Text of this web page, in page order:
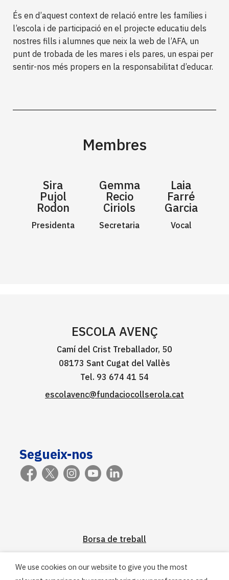
És en d’aquest context de relació entre les famílies i
l’escola i de participació en el projecte educatiu dels
nostres fills i alumnes que neix la web de l’AFA, un
punt de trobada de les mares i els pares, un espai per
sentir-nos més propers en la responsabilitat d’educar.
Membres
Sira
Pujol
Rodon
Presidenta
Gemma
Recio
Ciriols
Secretaria
Laia
Farré
Garcia
Vocal
ESCOLA AVENÇ
Camí del Crist Treballador, 50
08173 Sant Cugat del Vallès
Tel. 93 674 41 54
escolavenc@fundaciocollserola.cat
Segueix-nos
Borsa de treball
Pràcticum
We use cookies on our website to give you the most